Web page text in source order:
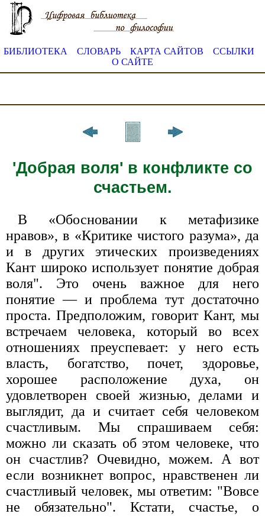
БИБЛИОТЕКА СЛОВАРЬ КАРТА САЙТОВ
ССЫЛКИ
О САЙТЕ
'Добрая воля' в конфликте со
счастьем.
В «Обосновании к метафизике
нравов», в «Критике чистого разума», да
и в других этических произведениях
Кант широко использует понятие добрая
воля". Это очень важное для него
понятие — и проблема тут достаточно
проста. Предположим, говорит Кант, мы
встречаем человека, который во всех
отношениях преуспевает: у него есть
власть, богатство, почет, здоровье,
хорошее расположение духа, он
удовлетворен своей жизнью, делами и
выглядит, да и считает себя человеком
счастливым. Мы спрашиваем себя:
можно ли сказать об этом человеке, что
он счастлив? Очевидно, можем. А вот
если возникнет вопрос, нравственен ли
счастливый человек, мы ответим: "Вовсе
не обязательно". Кстати, счастье, о